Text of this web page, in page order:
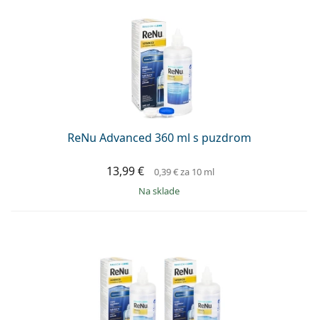
ReNu Advanced 360 ml s puzdrom
13,99 € 0,39 €za 10 ml
na sklade